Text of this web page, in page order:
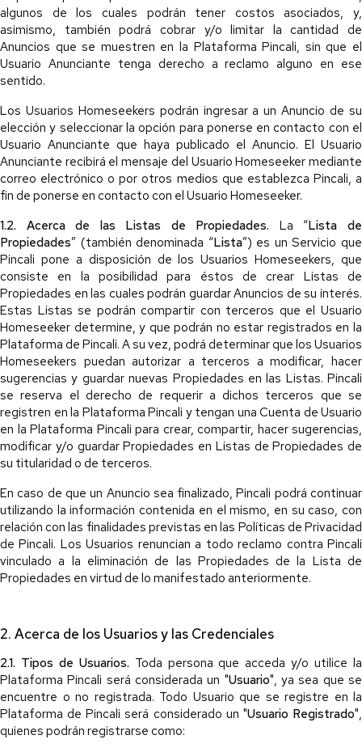
algunos de los cuales podrán tener costos asociados, y,
asimismo, también podrá cobrar y/o limitar la cantidad de
Anuncios que se muestren en la Plataforma Pincali, sin que el
Usuario Anunciante tenga derecho a reclamo alguno en ese
sentido.
Los Usuarios Homeseekers podrán ingresar a un Anuncio de su
elección y seleccionar la opción para ponerse en contacto con el
Usuario Anunciante que haya publicado el Anuncio. El Usuario
Anunciante recibirá el mensaje del Usuario Homeseeker mediante
correo electrónico o por otros medios que establezca Pincali, a
fin de ponerse en contacto con el Usuario Homeseeker.
1.2. Acerca de las Listas de Propiedades. La “Lista de
Propiedades” (también denominada “Lista”) es un Servicio que
Pincali pone a disposición de los Usuarios Homeseekers, que
consiste en la posibilidad para éstos de crear Listas de
Propiedades en las cuales podrán guardar Anuncios de su interés.
Estas Listas se podrán compartir con terceros que el Usuario
Homeseeker determine, y que podrán no estar registrados en la
Plataforma de Pincali. A su vez, podrá determinar que los Usuarios
Homeseekers puedan autorizar a terceros a modificar, hacer
sugerencias y guardar nuevas Propiedades en las Listas. Pincali
se reserva el derecho de requerir a dichos terceros que se
registren en la Plataforma Pincali y tengan una Cuenta de Usuario
en la Plataforma Pincali para crear, compartir, hacer sugerencias,
modificar y/o guardar Propiedades en Listas de Propiedades de
su titularidad o de terceros.
En caso de que un Anuncio sea finalizado, Pincali podrá continuar
utilizando la información contenida en el mismo, en su caso, con
relación con las finalidades previstas en las Políticas de Privacidad
de Pincali. Los Usuarios renuncian a todo reclamo contra Pincali
vinculado a la eliminación de las Propiedades de la Lista de
Propiedades en virtud de lo manifestado anteriormente.
2. Acerca de los Usuarios y las Credenciales
2.1. Tipos de Usuarios. Toda persona que acceda y/o utilice la
Plataforma Pincali será considerada un "Usuario", ya sea que se
encuentre o no registrada. Todo Usuario que se registre en la
Plataforma de Pincali será considerado un "Usuario Registrado",
quienes podrán registrarse como: